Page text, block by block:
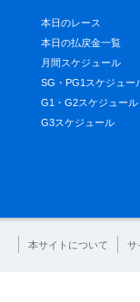
本日のレース
本日の払戻金一覧
月間スケジュール
SG・PG1スケジュー
G1・G2スケジュール
G3スケジュール
本サイトについて サ